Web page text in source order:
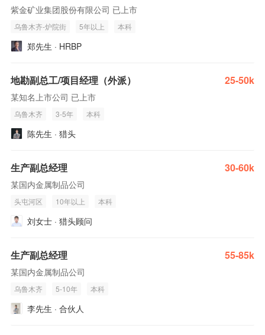
紫金矿业集团股份有限公司 已上市
乌鲁木齐-炉院街 5年以上 本科
郑先生 · HRBP
地勘副总工/项目经理（外派） 25-50k
某知名上市公司 已上市
乌鲁木齐 3-5年 本科
陈先生 · 猎头
生产副总经理 30-60k
某国内金属制品公司
头屯河区 10年以上 本科
刘女士 · 猎头顾问
生产副总经理 55-85k
某国内金属制品公司
乌鲁木齐 5-10年 本科
李先生 · 合伙人